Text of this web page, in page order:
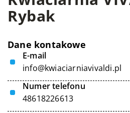
Rybak
Dane kontakowe
E-mail
info@kwiaciarniavivaldi.pl
Numer telefonu
48618226613